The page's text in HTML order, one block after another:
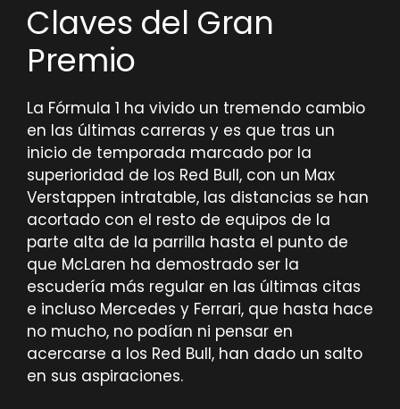
Claves del Gran
Premio
La Fórmula 1 ha vivido un tremendo cambio
en las últimas carreras y es que tras un
inicio de temporada marcado por la
superioridad de los Red Bull, con un Max
Verstappen intratable, las distancias se han
acortado con el resto de equipos de la
parte alta de la parrilla hasta el punto de
que McLaren ha demostrado ser la
escudería más regular en las últimas citas
e incluso Mercedes y Ferrari, que hasta hace
no mucho, no podían ni pensar en
acercarse a los Red Bull, han dado un salto
en sus aspiraciones.